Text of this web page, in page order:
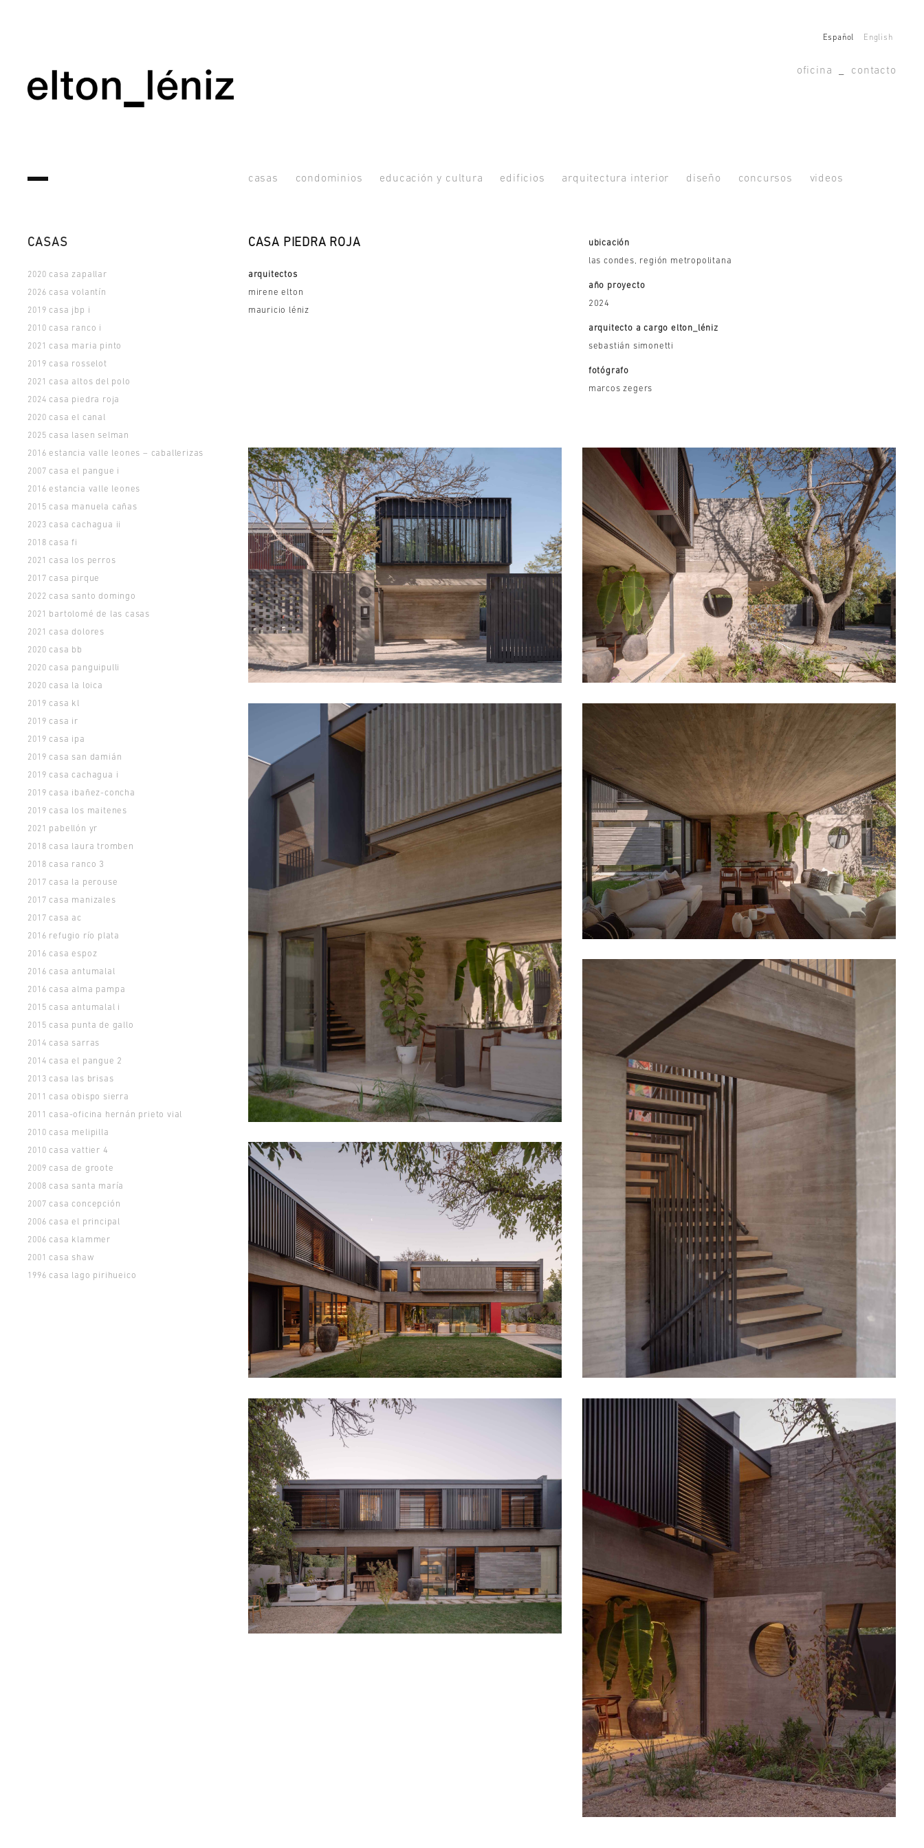
Español English
contacto
oficina
casas condominios educación y cultura edificios arquitectura interior diseño concursos videos
CASAS
2020 casa zapallar
2026 casa volantín
2019 casa jbp i
2010 casa ranco i
2021 casa maria pinto
2019 casa rosselot
2021 casa altos del polo
2024 casa piedra roja
2020 casa el canal
2025 casa lasen selman
2016 estancia valle leones – caballerizas
2007 casa el pangue i
2016 estancia valle leones
2015 casa manuela cañas
2023 casa cachagua ii
2018 casa fi
2021 casa los perros
2017 casa pirque
2022 casa santo domingo
2021 bartolomé de las casas
2021 casa dolores
2020 casa bb
2020 casa panguipulli
2020 casa la loica
2019 casa kl
2019 casa ir
2019 casa ipa
2019 casa san damián
2019 casa cachagua i
2019 casa ibañez-concha
2019 casa los maitenes
2021 pabellón yr
2018 casa laura tromben
2018 casa ranco 3
2017 casa la perouse
2017 casa manizales
2017 casa ac
2016 refugio río plata
2016 casa espoz
2016 casa antumalal
2016 casa alma pampa
2015 casa antumalal i
2015 casa punta de gallo
2014 casa sarras
2014 casa el pangue 2
2013 casa las brisas
2011 casa obispo sierra
2011 casa-oficina hernán prieto vial
2010 casa melipilla
2010 casa vattier 4
2009 casa de groote
2008 casa santa maría
2007 casa concepción
2006 casa el principal
2006 casa klammer
2001 casa shaw
1996 casa lago pirihueico
CASA PIEDRA ROJA
arquitectos
mirene elton
mauricio léniz
ubicación
las condes, región metropolitana
año proyecto
2024
arquitecto a cargo elton_léniz
sebastián simonetti
fotógrafo
marcos zegers